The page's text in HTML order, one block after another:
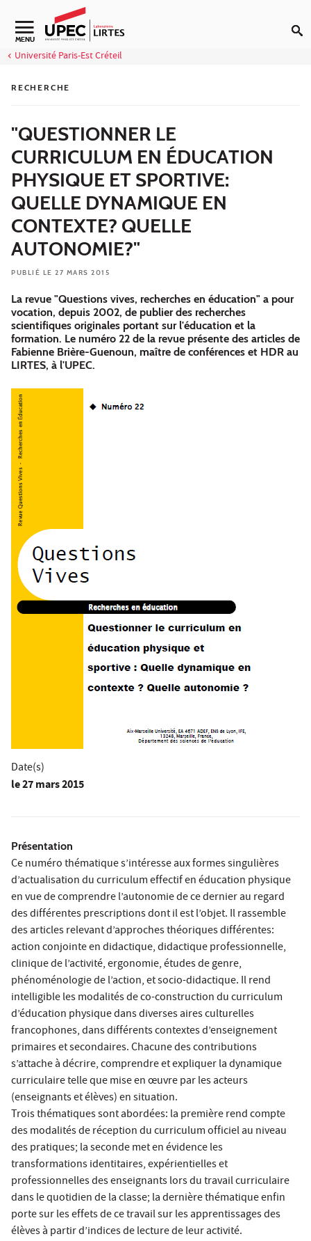
Aller au contenu
Navigation secondaire
MENU
Université Paris-Est Créteil
RECHERCHE
"QUESTIONNER LE
CURRICULUM EN ÉDUCATION
PHYSIQUE ET SPORTIVE:
QUELLE DYNAMIQUE EN
CONTEXTE? QUELLE
AUTONOMIE?"
PUBLIÉ LE 27 MARS 2015
La revue "Questions vives, recherches en éducation" a pour
vocation, depuis 2002, de publier des recherches
scientifiques originales portant sur l'éducation et la
formation. Le numéro 22 de la revue présente des articles de
Fabienne Brière-Guenoun, maître de conférences et HDR au
LIRTES, à l'UPEC.
Date(s)
le27 mars 2015
Présentation
Ce numéro thématique s’intéresse aux formes singulières
d’actualisation du curriculum effectif en éducation physique
en vue de comprendre l’autonomie de ce dernier au regard
des différentes prescriptions dont il est l’objet. Il rassemble
des articles relevant d’approches théoriques différentes:
action conjointe en didactique, didactique professionnelle,
clinique de l’activité, ergonomie, études de genre,
phénoménologie de l’action, et socio-didactique. Il rend
intelligible les modalités de co-construction du curriculum
d’éducation physique dans diverses aires culturelles
francophones, dans différents contextes d’enseignement
primaires et secondaires. Chacune des contributions
s’attache à décrire, comprendre et expliquer la dynamique
curriculaire telle que mise en œuvre par les acteurs
(enseignants et élèves) en situation.
Trois thématiques sont abordées: la première rend compte
des modalités de réception du curriculum officiel au niveau
des pratiques; la seconde met en évidence les
transformations identitaires, expérientielles et
professionnelles des enseignants lors du travail curriculaire
dans le quotidien de la classe; la dernière thématique enfin
porte sur les effets de ce travail sur les apprentissages des
élèves à partir d’indices de lecture de leur activité.